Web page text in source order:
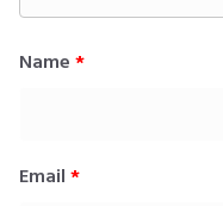
Name *
Email *